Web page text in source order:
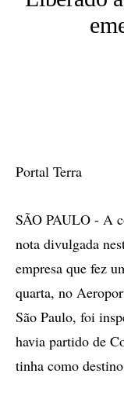
Portal Terra
SÃO PAULO - A
nota divulgada
empresa que fez
quarta, no
São Paulo, foi
havia partido de
tinha como